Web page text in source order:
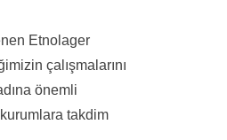
Etnolager
çalışmalarını
önemli
takdim